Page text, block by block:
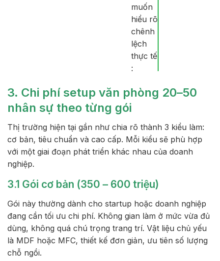
muốn
hiểu rõ
chênh
lệch
thực tế
:
3. Chi phí setup văn phòng 20–50
nhân sự theo từng gói
Thị trường hiện tại gần như chia rõ thành 3 kiểu làm:
cơ bản, tiêu chuẩn và cao cấp. Mỗi kiểu sẽ phù hợp
với một giai đoạn phát triển khác nhau của doanh
nghiệp.
3.1 Gói cơ bản (350 – 600 triệu)
Gói này thường dành cho startup hoặc doanh nghiệp
đang cần tối ưu chi phí. Không gian làm ở mức vừa đủ
dùng, không quá chú trọng trang trí. Vật liệu chủ yếu
là MDF hoặc MFC, thiết kế đơn giản, ưu tiên số lượng
chỗ ngồi.